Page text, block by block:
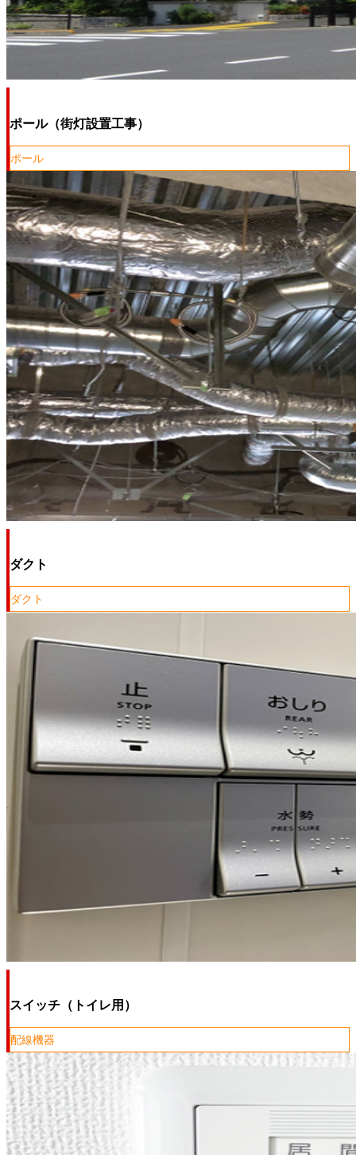
ポール（街灯設置工事）
ポール
ダクト
ダクト
スイッチ（トイレ用）
配線機器